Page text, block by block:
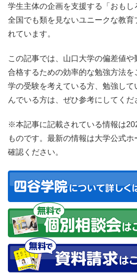
学生主体の企画を支援する「おもし
全国でも類を見ないユニークな教育
れています。
この記事では、山口大学の偏差値
合格するための効率的な勉強方法を
学の受験を考えている方、勉強して
んでいる方は、ぜひ参考にしてくだ
※本記事に記載されている情報は
ものです。最新の情報は大学公式
確認ください。